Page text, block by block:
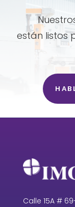
están listos
Calle 15A #